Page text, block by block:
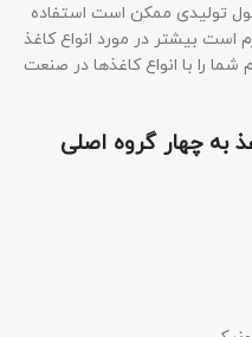
تولیدی ممکن است استفاده
است بیشتر در مورد انواع کاغذ
شما را با انواع کاغذها در صنعت
به چهار گروه اصلی